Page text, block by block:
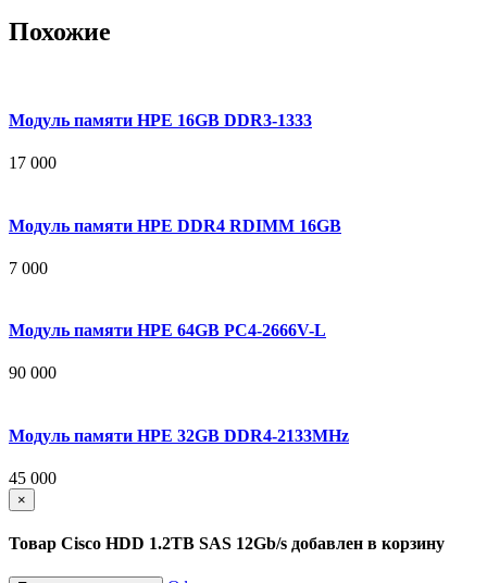
Похожие
Модуль памяти HPE 16GB DDR3-1333
17 000
Модуль памяти HPE DDR4 RDIMM 16GB
7 000
Модуль памяти HPE 64GB PC4-2666V-L
90 000
Модуль памяти HPE 32GB DDR4-2133MHz
45 000
×
Товар Cisco HDD 1.2TB SAS 12Gb/s добавлен в корзину